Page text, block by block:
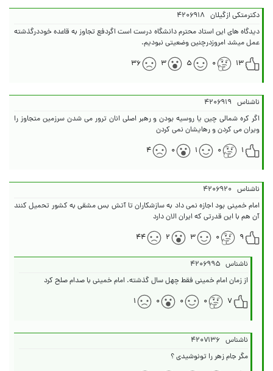
دکترمتکی ازگیلان ۴۲۰۶۹۱۸
دیدگاه های این استاد محترم دانشگاه درست است اگردفع تجاوز به قاعده خوددرگذشته
عمل میشد امروزدرچنین وضعیتی نبودیم.
۱۳
۰ ۵ ۳ ۳۶
ناشناس ۴۲۰۶۹۱۹
اگر کره شمالی چین یا روسیه بودن و رهبر اصلی انان ترور می شدن سرزمین متجاوز را
ویران می کردن و رهایشان نمی کردن
۱
۰ ۱ ۰ ۴
ناشناس ۴۲۰۶۹۲۰
امام خمینی بود اجازه نمی داد به سازشکاران تا آتش بس مشقی به کشور تحمیل کنند
آن هم با این قدرتی که ایران الان دارد
۹
۰ ۳ ۲ ۴۴
ناشناس ۴۲۰۶۹۹۵
از زمان امام خمینی فقط چهل سال گذشته. امام خمینی با صدام صلح کرد
۷
۰ ۰ ۰ ۱
ناشناس ۴۲۰۷۱۳۶
مگر جام زهر را تو‌نوشیدی ؟